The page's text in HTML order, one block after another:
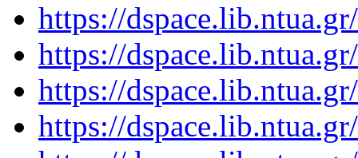
https://
https://
https://
https://